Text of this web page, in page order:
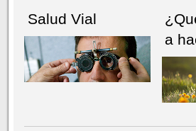
Salud Vial
a